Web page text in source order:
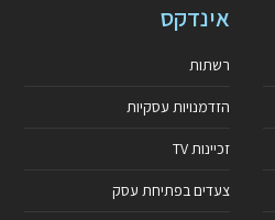
אינדקס
רשתות
הזדמנויות עסקיות
זכיינות TV
צעדים בפתיחת עסק